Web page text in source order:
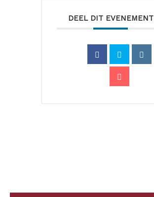
DEEL DIT EVENEMENT